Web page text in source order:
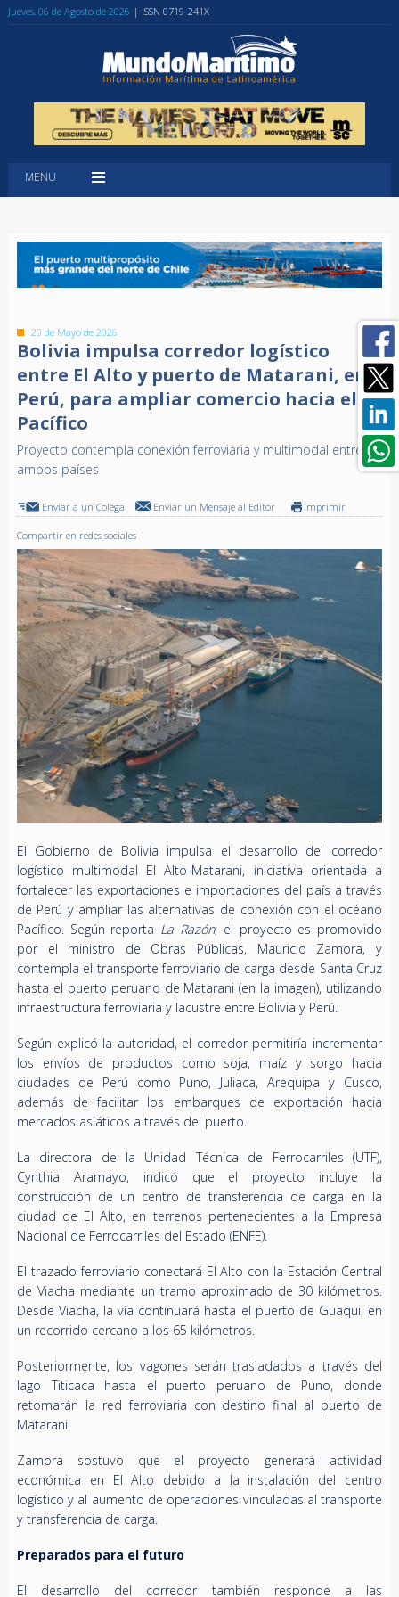
Jueves, 06 de Agosto de 2026 | ISSN 0719-241X
MENU
20 de Mayo de 2026
Bolivia impulsa corredor logístico
entre El Alto y puerto de Matarani, en
Perú, para ampliar comercio hacia el
Pacífico
Proyecto contempla conexión ferroviaria y multimodal entre
ambos países
Enviar a un Colega Enviar un Mensaje al Editor Imprimir
Compartir en redes sociales
El Gobierno de Bolivia impulsa el desarrollo del corredor
logístico multimodal El Alto-Matarani, iniciativa orientada a
fortalecer las exportaciones e importaciones del país a través
de Perú y ampliar las alternativas de conexión con el océano
Pacífico. Según reporta La Razón, el proyecto es promovido
por el ministro de Obras Públicas, Mauricio Zamora, y
contempla el transporte ferroviario de carga desde Santa Cruz
hasta el puerto peruano de Matarani (en la imagen), utilizando
infraestructura ferroviaria y lacustre entre Bolivia y Perú.
Según explicó la autoridad, el corredor permitiría incrementar
los envíos de productos como soja, maíz y sorgo hacia
ciudades de Perú como Puno, Juliaca, Arequipa y Cusco,
además de facilitar los embarques de exportación hacia
mercados asiáticos a través del puerto.
La directora de la Unidad Técnica de Ferrocarriles (UTF),
Cynthia Aramayo, indicó que el proyecto incluye la
construcción de un centro de transferencia de carga en la
ciudad de El Alto, en terrenos pertenecientes a la Empresa
Nacional de Ferrocarriles del Estado (ENFE).
El trazado ferroviario conectará El Alto con la Estación Central
de Viacha mediante un tramo aproximado de 30 kilómetros.
Desde Viacha, la vía continuará hasta el puerto de Guaqui, en
un recorrido cercano a los 65 kilómetros.
Posteriormente, los vagones serán trasladados a través del
lago Titicaca hasta el puerto peruano de Puno, donde
retomarán la red ferroviaria con destino final al puerto de
Matarani.
Zamora sostuvo que el proyecto generará actividad
económica en El Alto debido a la instalación del centro
logístico y al aumento de operaciones vinculadas al transporte
y transferencia de carga.
Preparados para el futuro
El desarrollo del corredor también responde a las